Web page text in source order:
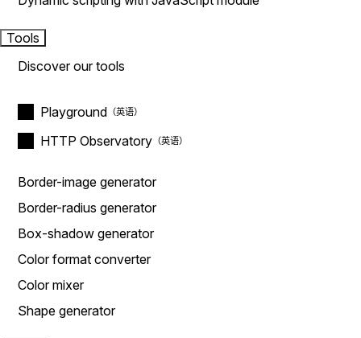
Tools
Discover our tools
Playground
HTTP Observatory
Border-image generator
Border-radius generator
Box-shadow generator
Color format converter
Color mixer
Shape generator